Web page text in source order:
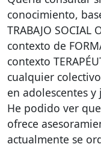
conocimiento,
TRABAJO SOCIAL
contexto de
contexto
cualquier
en adolescentes y
He podido ver
ofrece
actualmente se